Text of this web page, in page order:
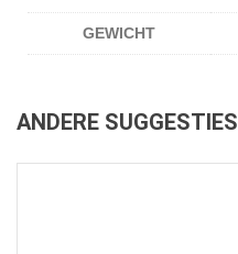
GEWICHT
ANDERE